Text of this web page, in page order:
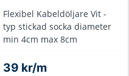
Flexibel Kabeldöljare Vit -
typ stickad socka diameter
min 4cm max 8cm
39 kr/m